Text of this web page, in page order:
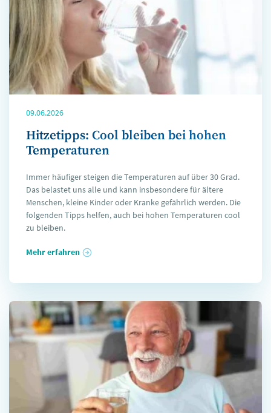
09.06.2026
Hitzetipps: Cool bleiben bei hohen
Temperaturen
Immer häufiger steigen die Temperaturen auf über 30 Grad.
Das belastet uns alle und kann insbesondere für ältere
Menschen, kleine Kinder oder Kranke gefährlich werden. Die
folgenden Tipps helfen, auch bei hohen Temperaturen cool
zu bleiben.
Mehr erfahren